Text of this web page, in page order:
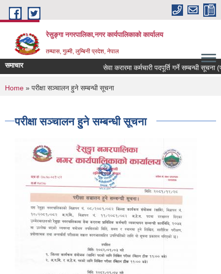
Skip to main content
रेसुङ्गा नगरपालिका,नगर कार्यपालिकाको कार्यालय
तम्घास, गुल्मी, लुम्बिनी प्रदेश, नेपाल
समाचार सेवा करारमा कर्मचारी पदपूर्ति गर्ने सम्बन्धी सूचना
You are here
Home » परीक्षा सञ्चालन हु्ने सम्बन्धी सूचना
परीक्षा सञ्चालन हु्ने सम्बन्धी सूचना